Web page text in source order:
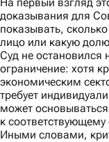
На первый взгляд
доказывания для
показывать,
лицо или какую
Суд не остановился
ограничение: хотя
экономическим
требует
может
к соответствующему
Иными словами,